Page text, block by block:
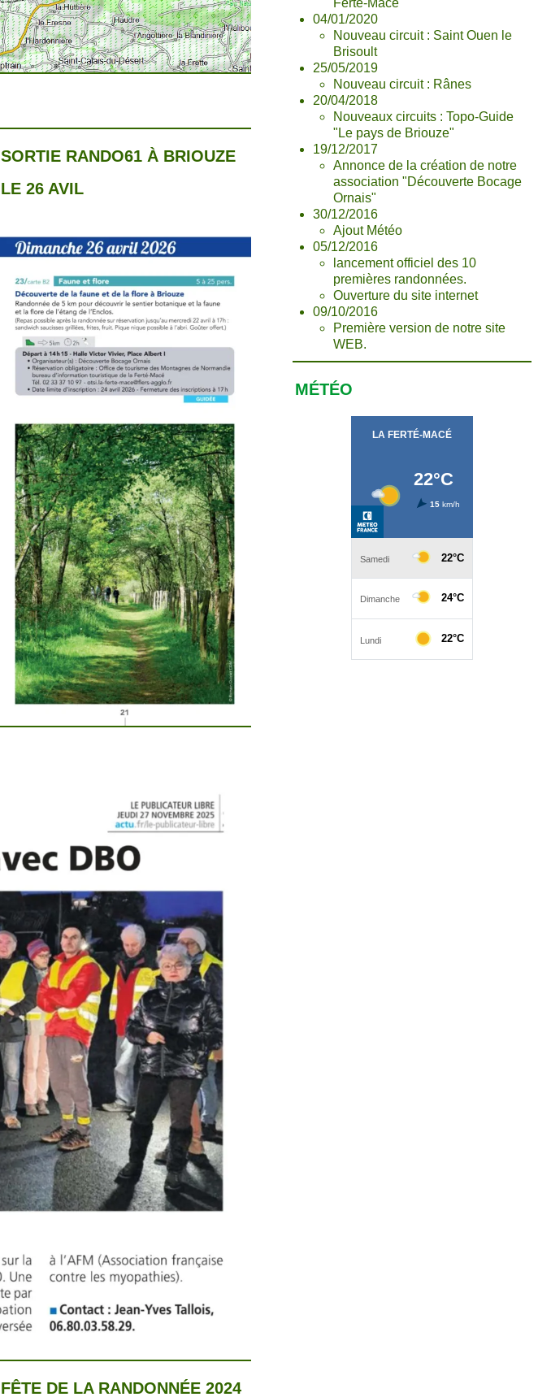
SORTIE RANDO61 À BRIOUZE
LE 26 AVIL
FÊTE DE LA RANDONNÉE 2024
04/01/2020
Nouveau circuit : Saint Ouen le
Brisoult
25/05/2019
Nouveau circuit : Rânes
20/04/2018
Nouveaux circuits : Topo-Guide
"Le pays de Briouze"
19/12/2017
Annonce de la création de notre
association "Découverte Bocage
Ornais"
30/12/2016
Ajout Météo
05/12/2016
lancement officiel des 10
premières randonnées.
Ouverture du site internet
09/10/2016
Première version de notre site
WEB.
MÉTÉO